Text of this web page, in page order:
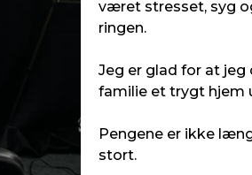
for
været stresset, syg
ringen.
Jeg er glad for at jeg
familie et trygt hjem
Pengene er ikke
stort.